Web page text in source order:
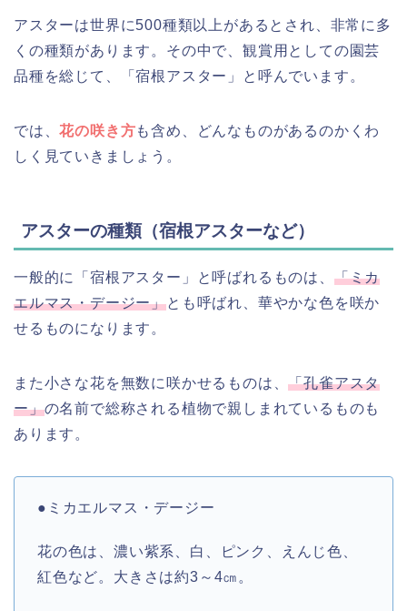
アスターは世界に500種類以上があるとされ、非常に多
くの種類があります。その中で、観賞用としての園芸
品種を総じて、「宿根アスター」と呼んでいます。
では、花の咲き方も含め、どんなものがあるのかくわ
しく見ていきましょう。
アスターの種類（宿根アスターなど）
一般的に「宿根アスター」と呼ばれるものは、 「ミカ
エルマス・デージー」とも呼ばれ、華やかな色を咲か
せるものになります。
また小さな花を無数に咲かせるものは、「孔雀アスタ
ー」の名前で総称される植物で親しまれているものも
あります。
●ミカエルマス・デージー
花の色は、濃い紫系、白、ピンク、えんじ色、
紅色など。大きさは約3～4㎝。